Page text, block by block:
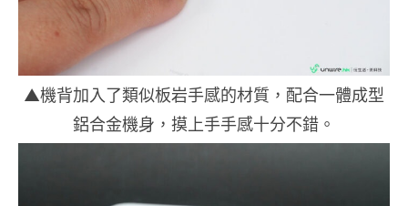
▲機背加入了類似板岩手感的材質，配合一體成型
鋁合金機身，摸上手手感十分不錯。